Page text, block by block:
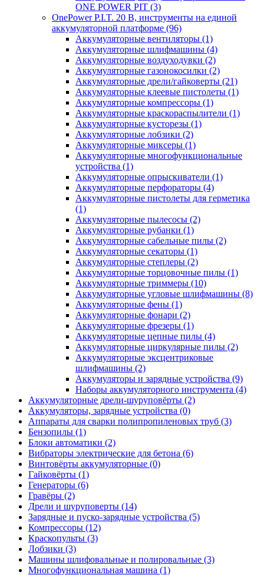
ONE POWER PIT (3)
OnePower P.I.T. 20 В, инструменты на единой
аккумуляторной платформе (96)
Аккумуляторные вентиляторы (1)
Аккумуляторные шлифмашины (4)
Аккумуляторные воздуходувки (2)
Аккумуляторные газонокосилки (2)
Аккумуляторные дрели/гайковерты (21)
Аккумуляторные клеевые пистолеты (1)
Аккумуляторные компрессоры (1)
Аккумуляторные краскораспылители (1)
Аккумуляторные кусторезы (1)
Аккумуляторные лобзики (2)
Аккумуляторные миксеры (1)
Аккумуляторные многофункциональные
устройства (1)
Аккумуляторные опрыскиватели (1)
Аккумуляторные перфораторы (4)
Аккумуляторные пистолеты для герметика
(1)
Аккумуляторные пылесосы (2)
Аккумуляторные рубанки (1)
Аккумуляторные сабельные пилы (2)
Аккумуляторные секаторы (1)
Аккумуляторные степлеры (2)
Аккумуляторные торцовочные пилы (1)
Аккумуляторные триммеры (10)
Аккумуляторные угловые шлифмашины (8)
Аккумуляторные фены (1)
Аккумуляторные фонари (2)
Аккумуляторные фрезеры (1)
Аккумуляторные цепные пилы (4)
Аккумуляторные циркулярные пилы (2)
Аккумуляторные эксцентриковые
шлифмашины (2)
Аккумуляторы и зарядные устройства (9)
Наборы аккумуляторного инструмента (4)
Аккумуляторные дрели-шуруповёрты (2)
Аккумуляторы, зарядные устройства (0)
Аппараты для сварки полипропиленовых труб (3)
Бензопилы (1)
Блоки автоматики (2)
Вибраторы электрические для бетона (6)
Винтовёрты аккумуляторные (0)
Гайковёрты (1)
Генераторы (6)
Гравёры (2)
Дрели и шуруповерты (14)
Зарядные и пуско-зарядные устройства (5)
Компрессоры (12)
Краскопульты (3)
Лобзики (3)
Машины шлифовальные и полировальные (3)
Многофункциональная машина (1)